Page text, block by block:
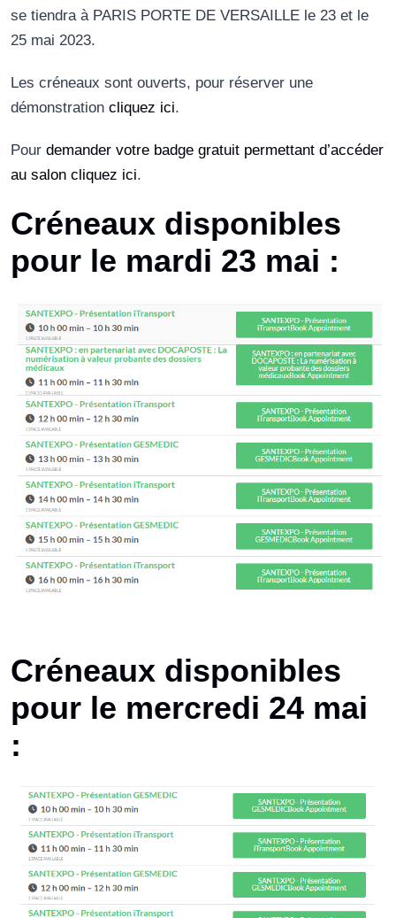
se tiendra à PARIS PORTE DE VERSAILLE le 23 et le
25 mai 2023.
Les créneaux sont ouverts, pour réserver une
démonstration cliquez ici.
Pour demander votre badge gratuit permettant d’accéder
au salon cliquez ici.
Créneaux disponibles
pour le mardi 23 mai :
Créneaux disponibles
pour le mercredi 24 mai
: